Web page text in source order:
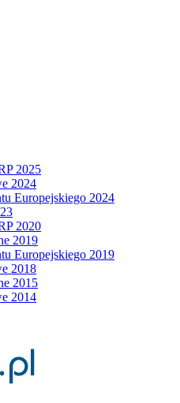
2025
2024
Europejskiego 2024
2020
2019
Europejskiego 2019
2018
2015
2014